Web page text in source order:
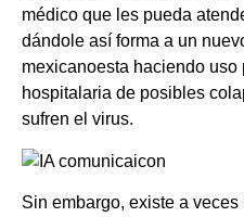
médico que les pueda
dándole así forma a un
mexicanoesta haciendo uso
hospitalaria de posibles
sufren el virus.
Sin embargo, existe a